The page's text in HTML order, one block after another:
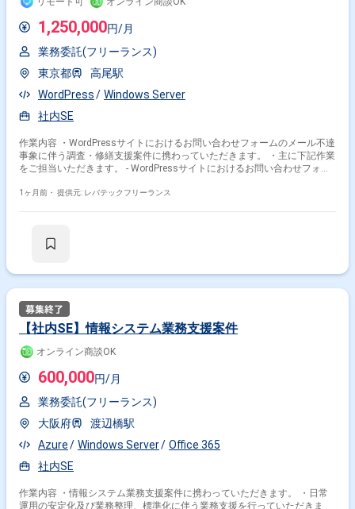
1,250,000円/月
業務委託(フリーランス)
東京都
高尾駅
WordPress
Windows Server
社内SE
作業内容 ・WordPressサイトにおけるお問い合わせフォームのメール不達
事象に伴う調査・修繕支援案件に携わっていただきます。 ・主に下記作業
をご担当いただきます。 - WordPressサイトにおけるお問い合わせフォー
証設定)の確認および調整 - WordPress側へのSMTPプラグイン(WP Mail
1ヶ月前・ 提供元: レバテックフリーランス
【社内SE】情報システム業務支援案件
オンライン商談OK
600,000円/月
業務委託(フリーランス)
大阪府
渡辺橋駅
Azure
Windows Server
Office 365
社内SE
作業内容 ・情報システム業務支援案件に携わっていただきます。 ・日常
運用の安定化及び業務整理、標準化に伴う業務支援を行っていただきま